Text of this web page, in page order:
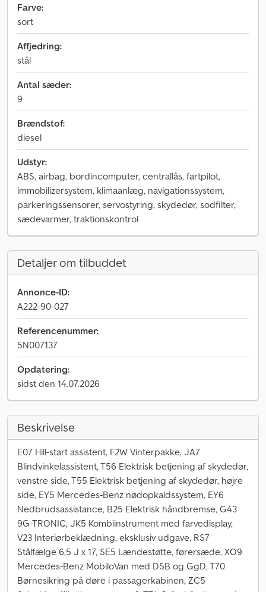
Farve:
sort
Affjedring:
stål
Antal sæder:
9
Brændstof:
diesel
Udstyr:
ABS, airbag, bordincomputer, centrallås, fartpilot,
immobilizersystem, klimaanlæg, navigationssystem,
parkeringssensorer, servostyring, skydedør, sodfilter,
sædevarmer, traktionskontrol
Detaljer om tilbuddet
Annonce-ID:
A222-90-027
Referencenummer:
5N007137
Opdatering:
sidst den 14.07.2026
Beskrivelse
E07 Hill-start assistent, F2W Vinterpakke, JA7
Blindvinkelassistent, T56 Elektrisk betjening af skydedør,
venstre side, T55 Elektrisk betjening af skydedør, højre
side, EY5 Mercedes-Benz nødopkaldssystem, EY6
Nedbrudsassistance, B25 Elektrisk håndbremse, G43
9G-TRONIC, JK5 Kombiinstrument med farvedisplay,
V23 Interiørbeklædning, eksklusiv udgave, RS7
Stålfælge 6,5 J x 17, SE5 Lændestøtte, førersæde, XO9
Mercedes-Benz MobiloVan med DSB og GgD, T70
Børnesikring på døre i passagerkabinen, ZC5